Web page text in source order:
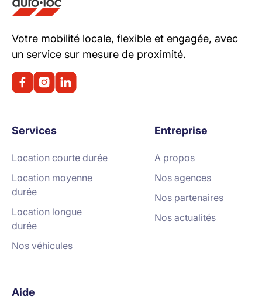
Votre mobilité locale, flexible et engagée, avec
un service sur mesure de proximité.
Services
Location courte durée
Location moyenne
durée
Location longue
durée
Nos véhicules
Entreprise
A propos
Nos agences
Nos partenaires
Nos actualités
Aide